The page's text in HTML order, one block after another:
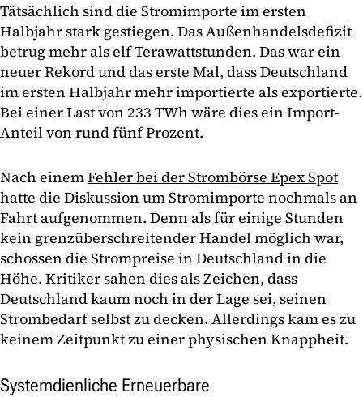
Tätsächlich sind die Stromimporte im ersten
Halbjahr stark gestiegen. Das Außenhandelsdefizit
betrug mehr als elf Terawattstunden. Das war ein
neuer Rekord und das erste Mal, dass Deutschland
im ersten Halbjahr mehr importierte als exportierte.
Bei einer Last von 233 TWh wäre dies ein Import-
Anteil von rund fünf Prozent.
Nach einemFehler bei der Strombörse Epex Spot
hatte die Diskussion um Stromimporte nochmals an
Fahrt aufgenommen. Denn als für einige Stunden
kein grenzüberschreitender Handel möglich war,
schossen die Strompreise in Deutschland in die
Höhe. Kritiker sahen dies als Zeichen, dass
Deutschland kaum noch in der Lage sei, seinen
Strombedarf selbst zu decken. Allerdings kam es zu
keinem Zeitpunkt zu einer physischen Knappheit.
Systemdienliche Erneuerbare